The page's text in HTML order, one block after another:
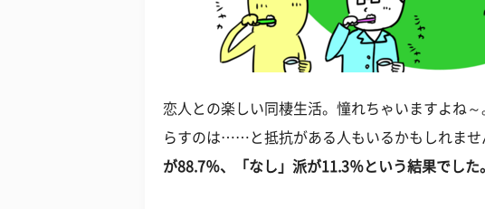
恋人との楽しい同棲生活。憧れちゃいますよね
らすのは……と抵抗がある人もいるかもしれませ
が88.7％、「なし」派が11.3％という結果でした